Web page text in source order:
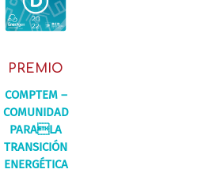
PREMIO
COMPTEM –
COMUNIDAD
PARALA
TRANSICIÓN
ENERGÉTICA